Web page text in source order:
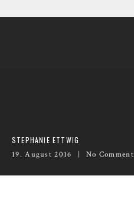
STEPHANIE ETTWIG
19. August 2016
No Comment